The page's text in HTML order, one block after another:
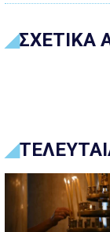
ΣΧΕΤΙΚΑ